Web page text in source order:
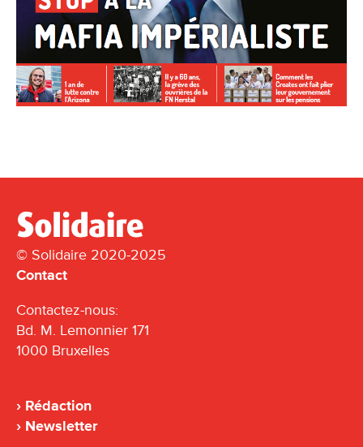
© Solidaire 2020-2025
Contact
Contactez-nous:
Bd. M. Lemonnier 171
1000 Bruxelles
Rédaction
Newsletter